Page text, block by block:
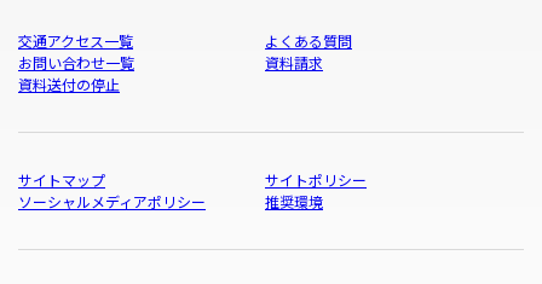
交通アクセス一覧
よくある質問
お問い合わせ一覧
資料請求
資料送付の停止
サイトマップ
サイトポリシー
ソーシャルメディアポリシー
推奨環境